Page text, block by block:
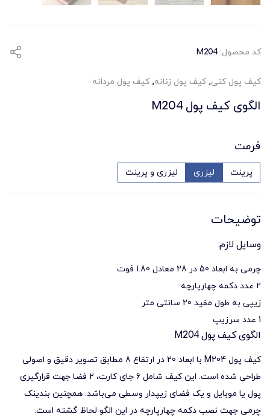
کد محصول: M204
کیف پول کتی,کیف پول زنانه,کیف پول مردانه
الگوی کیف پول M204
فرمت
پرینت لیزری لیزری و پرینت
توضیحات
الگوی کیف پول M204
کیف پول
M204 با ابعاد 20 در ارتفاع 8 مطابق تصویر دقیق و اصولی
طراحی شده است. این کیف شامل 6 جای کارت، 2 فضا جهت قرار‌گیری
پول یا موبایل و یک فضای زیپدار وسطی می‌باشد. همچنین بندینک
چرمی جهت نصب دکمه چهارپارچه در این الگو لحاظ گشته است.
وسایل لازم:
چرمی به ابعاد 50 در 28 معادل 1.80 فوت
2 عدد دکمه چهارپارچه
زیپی به طول مفید 20 سانتی متر
1 عدد سرزیپ